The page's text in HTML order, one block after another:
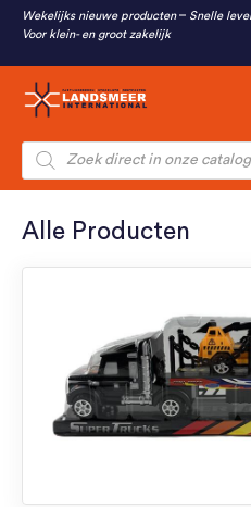
Wekelijks nieuwe producten
Snelle
Voor klein- en groot zakelijk
Producten
zoeken
Alle Producten